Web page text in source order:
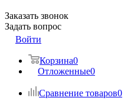
Заказать звонок
Задать вопрос
Войти
Корзина0
Отложенные0
Сравнение товаров0